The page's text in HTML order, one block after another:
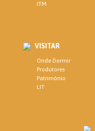
ITM
VISITAR
Onde Dormir
Produtores
Património
LIT